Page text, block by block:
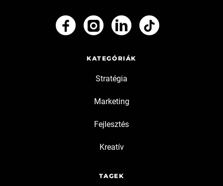
KATEGÓRIÁK
Stratégia
Marketing
Fejlesztés
Kreatív
TAGEK